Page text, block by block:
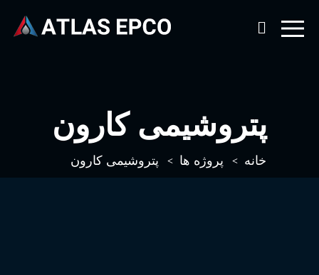
پتروشیمی کارون
خانه پروژه ها پتروشیمی کارون